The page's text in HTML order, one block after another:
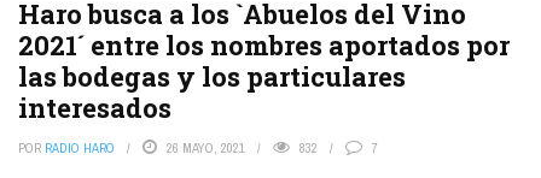
Haro busca a los `Abuelos del Vino
2021´ entre los nombres aportados por
las bodegas y los particulares
interesados
POR RADIO HARO 26 MAYO, 2021 832 7